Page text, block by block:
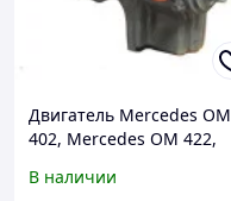
Двигатель Mercedes OM
402, Mercedes OM 422,
Mercedes OM 502
В наличии